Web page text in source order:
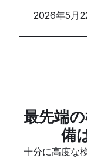
2026年5月
最先端
備
十分に高度な